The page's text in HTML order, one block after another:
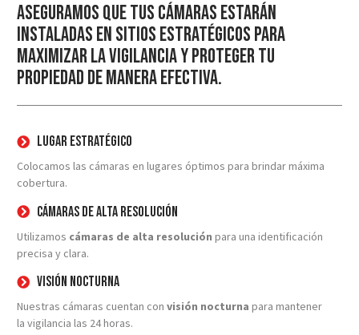
Aseguramos que tus cámaras estarán
instaladas en sitios estratégicos para
maximizar la vigilancia y proteger tu
propiedad de manera efectiva.
Lugar Estratégico
Colocamos las cámaras en lugares óptimos para brindar máxima
cobertura.
Cámaras de Alta Resolución
Utilizamos cámaras de alta resolución para una identificación
precisa y clara.
Visión Nocturna
Nuestras cámaras cuentan con visión nocturna para mantener
la vigilancia las 24 horas.